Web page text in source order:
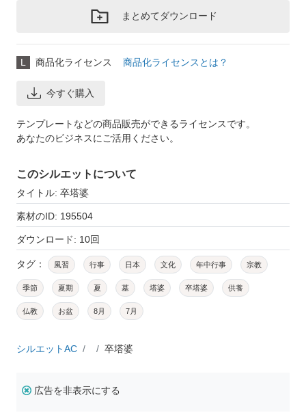
まとめてダウンロード
L 商品化ライセンス 商品化ライセンスとは？
今すぐ購入
テンプレートなどの商品販売ができるライセンスです。
あなたのビジネスにご活用ください。
このシルエットについて
タイトル: 卒塔婆
素材のID: 195504
ダウンロード: 10回
タグ： 風習 行事 日本 文化 年中行事 宗教
季節 夏期 夏 墓 塔婆 卒塔婆 供養
仏教 お盆 8月 7月
シルエットAC 卒塔婆
広告を非表示にする